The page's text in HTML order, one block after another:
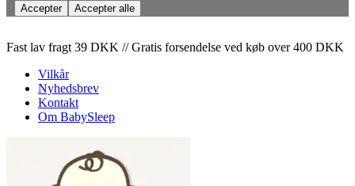
Fast lav fragt 39 DKK // Gratis forsendelse ved køb over 400 DKK
Vilkår
Nyhedsbrev
Kontakt
Om BabySleep